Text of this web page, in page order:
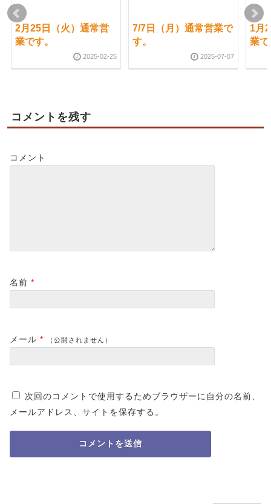
2月25日（火）通常営
業です。
2025-02-25
7/7日（月）通常営業で
す。
2025-07-07
1月
業
コメントを残す
コメント
名前 *
メール * （公開されません）
次回のコメントで使用するためブラウザーに自分の名前、
メールアドレス、サイトを保存する。